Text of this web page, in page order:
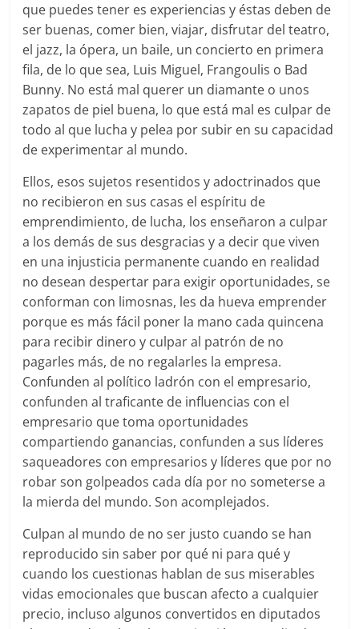
que puedes tener es experiencias y éstas deben de
ser buenas, comer bien, viajar, disfrutar del teatro,
el jazz, la ópera, un baile, un concierto en primera
fila, de lo que sea, Luis Miguel, Frangoulis o Bad
Bunny. No está mal querer un diamante o unos
zapatos de piel buena, lo que está mal es culpar de
todo al que lucha y pelea por subir en su capacidad
de experimentar al mundo.
Ellos, esos sujetos resentidos y adoctrinados que
no recibieron en sus casas el espíritu de
emprendimiento, de lucha, los enseñaron a culpar
a los demás de sus desgracias y a decir que viven
en una injusticia permanente cuando en realidad
no desean despertar para exigir oportunidades, se
conforman con limosnas, les da hueva emprender
porque es más fácil poner la mano cada quincena
para recibir dinero y culpar al patrón de no
pagarles más, de no regalarles la empresa.
Confunden al político ladrón con el empresario,
confunden al traficante de influencias con el
empresario que toma oportunidades
compartiendo ganancias, confunden a sus líderes
saqueadores con empresarios y líderes que por no
robar son golpeados cada día por no someterse a
la mierda del mundo. Son acomplejados.
Culpan al mundo de no ser justo cuando se han
reproducido sin saber por qué ni para qué y
cuando los cuestionas hablan de sus miserables
vidas emocionales que buscan afecto a cualquier
precio, incluso algunos convertidos en diputados